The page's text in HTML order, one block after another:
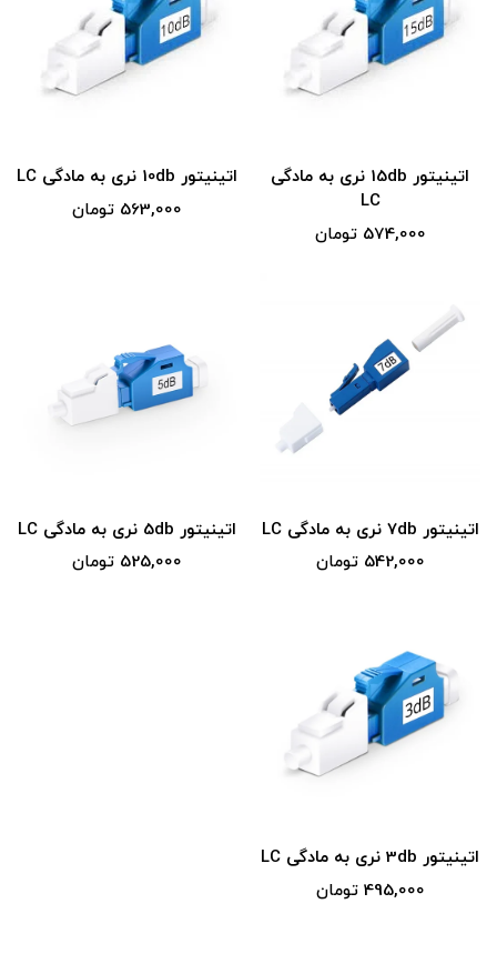
اتینیتور 15db نری به مادگی
LC
574,000 تومان
اتینیتور 10db نری به مادگی LC
563,000 تومان
اتینیتور 7db نری به مادگی LC
542,000 تومان
اتینیتور 5db نری به مادگی LC
525,000 تومان
اتینیتور 3db نری به مادگی LC
495,000 تومان